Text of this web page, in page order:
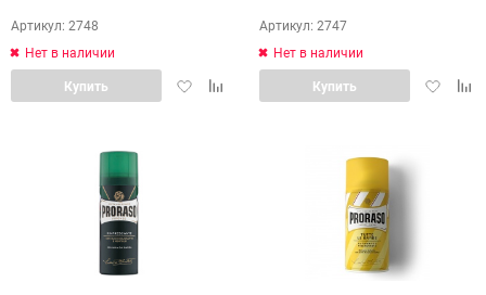
Артикул: 2748
Нет в наличии
ДобавитьДобавить
Купить
Артикул: 2747
Нет в наличии
Купить